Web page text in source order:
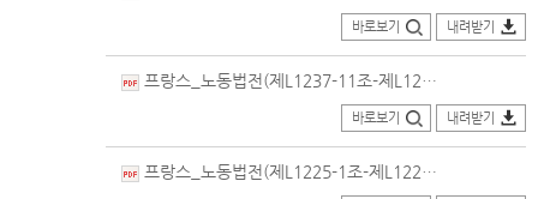
바로보기 내려받기
프랑스_노동법전(제L1237-11조-제L1237-16조)_번역본(2019.05.13.개정).pdf
바로보기 내려받기
프랑스_노동법전(제L1225-1조-제L1225-72조)_번역본(2023.07.19.개정)_의회법률정보포털.PDF